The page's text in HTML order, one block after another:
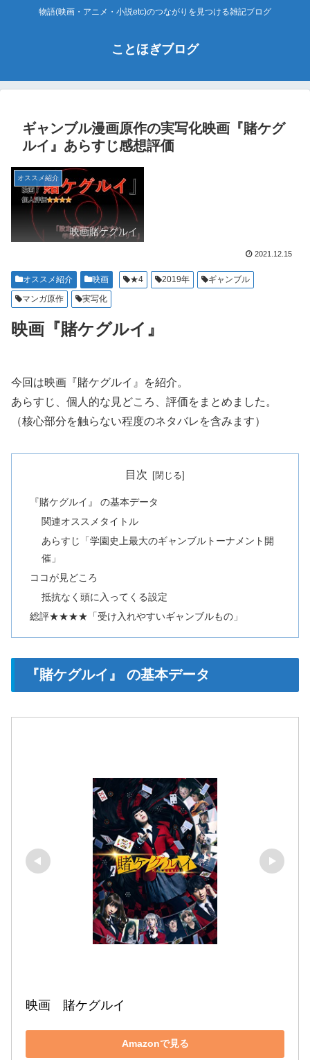
物語(映画・アニメ・小説etc)のつながりを見つける雑記ブログ
ことほぎブログ
ギャンブル漫画原作の実写化映画『賭ケグ
ルイ』あらすじ感想評価
オススメ紹介
映画賭ケグルイ
2021.12.15
オススメ紹介 映画 ★4 2019年
ギャンブル
マンガ原作
実写化
映画『賭ケグルイ』
今回は映画『賭ケグルイ』を紹介。
あらすじ、個人的な見どころ、評価をまとめました。
（核心部分を触らない程度のネタバレを含みます）
目次
『賭ケグルイ』 の基本データ
関連オススメタイトル
あらすじ「学園史上最大のギャンブルトーナメント開
催」
ココが見どころ
抵抗なく頭に入ってくる設定
総評★★★★「受け入れやすいギャンブルもの」
『賭ケグルイ』 の基本データ
映画　賭ケグルイ
Amazonで見る